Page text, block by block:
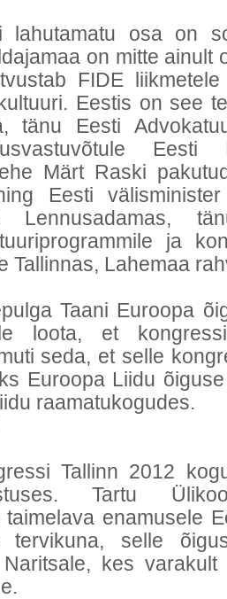
lahutamatu osa on
on mitte ainult
FIDE
Eestis on see
tänu Eesti
Eesti
Märt Raski
Eesti
Lennusadamas,
ja
Tallinnas, Lahemaa
Taani Euroopa
loota, et
seda, et selle
Euroopa Liidu
raamatukogudes.
Tallinn 2012
Tartu
taimelava enamusele
tervikuna, selle
kes